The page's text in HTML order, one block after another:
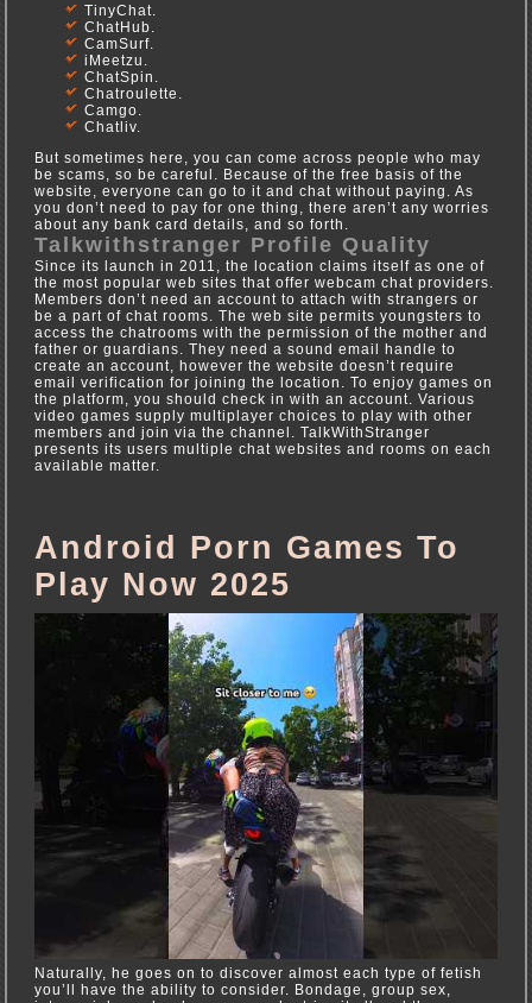
TinyChat.
ChatHub.
CamSurf.
iMeetzu.
ChatSpin.
Chatroulette.
Camgo.
Chatliv.
But sometimes here, you can come across people who may
be scams, so be careful. Because of the free basis of the
website, everyone can go to it and chat without paying. As
you don’t need to pay for one thing, there aren’t any worries
about any bank card details, and so forth.
Talkwithstranger Profile Quality
Since its launch in 2011, the location claims itself as one of
the most popular web sites that offer webcam chat providers.
Members don’t need an account to attach with strangers or
be a part of chat rooms. The web site permits youngsters to
access the chatrooms with the permission of the mother and
father or guardians. They need a sound email handle to
create an account, however the website doesn’t require
email verification for joining the location. To enjoy games on
the platform, you should check in with an account. Various
video games supply multiplayer choices to play with other
members and join via the channel. TalkWithStranger
presents its users multiple chat websites and rooms on each
available matter.
Android Porn Games To
Play Now 2025
Naturally, he goes on to discover almost each type of fetish
you’ll have the ability to consider. Bondage, group sex,